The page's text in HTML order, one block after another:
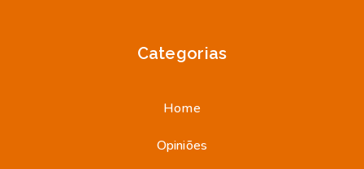
Categorias
Home
Opiniões